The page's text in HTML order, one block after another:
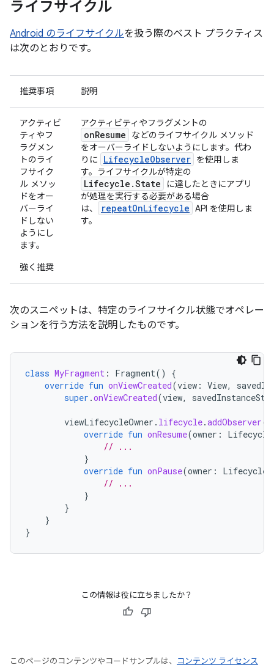
ライフサイクル
Android のライフサイクルを扱う際のベスト プラクティス
は次のとおりです。
推奨事項 説明
アクティビ
ティやフ
ラグメン
トのライ
フサイク
ル メソッ
ドをオー
バーライ
ドしない
ようにし
ます。
強く推奨
アクティビティやフラグメントの
onResume
などのライフサイクル メソッド
をオーバーライドしないようにします。代わ
りに
LifecycleObserver を使用しま
す。ライフサイクルが特定の
Lifecycle.State
に達したときにアプリ
が処理を実行する必要がある場合
は、
repeatOnLifecycle API を使用しま
す。
次のスニペットは、特定のライフサイクル状態でオペレー
ションを行う方法を説明したものです。
class MyFragment : Fragment()
{
override fun onViewCreated(view : View,
super .onViewCreated(view,
viewLifecycleOwner . lifecycle.addObserver(
override fun onResume(owner :
// ...
}
override fun onPause(owner :
// ...
}
}
}
}
この情報は役に立ちましたか？
このページのコンテンツやコードサンプルは、
コンテンツ ライセンス